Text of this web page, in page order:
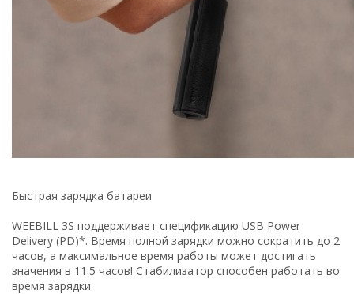
Быстрая зарядка батареи
WEEBILL 3S поддерживает спецификацию USB Power
Delivery (PD)*. Время полной зарядки можно сократить до 2
часов, а максимальное время работы может достигать
значения в 11.5 часов! Стабилизатор способен работать во
время зарядки.